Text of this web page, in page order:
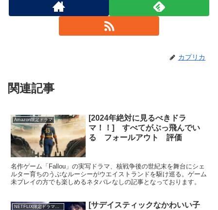
カプリカ
関連記事
Amazon限定ドラマ
[2024年絶対に見るべきドラ
マ！！] すべてがぶっ飛んでい
る フォールアウト 評価
名作ゲーム「Fallou」の実写ドラマ、核戦争後の世紀末を舞台にシェ
ルター育ちのうぶなルーシーがウエイストランドを駆け巡る。ゲーム
未プレイの方でも楽しめるネタバレなしの記事となっております。
NETFLIX限定ドラマ評価
[サデイスティックなかわいい子